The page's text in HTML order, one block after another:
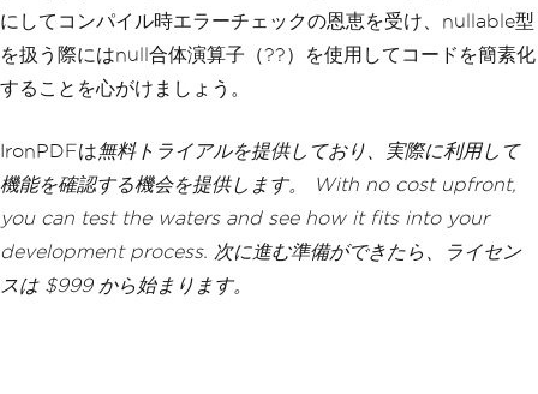
にしてコンパイル時エラーチェックの恩恵を受け、nullable型
を扱う際にはnull合体演算子（??）を使用してコードを簡素化
することを心がけましょう。
IronPDFは無料トライアルを提供しており、実際に利用して
機能を確認する機会を提供します。 With no cost upfront,
you can test the waters and see how it fits into your
development process. 次に進む準備ができたら、ライセン
スは $999 から始まります。